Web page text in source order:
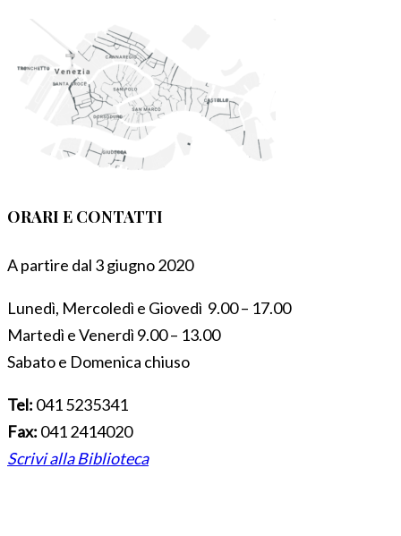
ORARI E CONTATTI
A partire dal 3 giugno 2020
Lunedì, Mercoledì e Giovedì 9.00 – 17.00
Martedì e Venerdì 9.00 – 13.00
Sabato e Domenica chiuso
Tel: 041 5235341
Fax: 041 2414020
Scrivi alla Biblioteca